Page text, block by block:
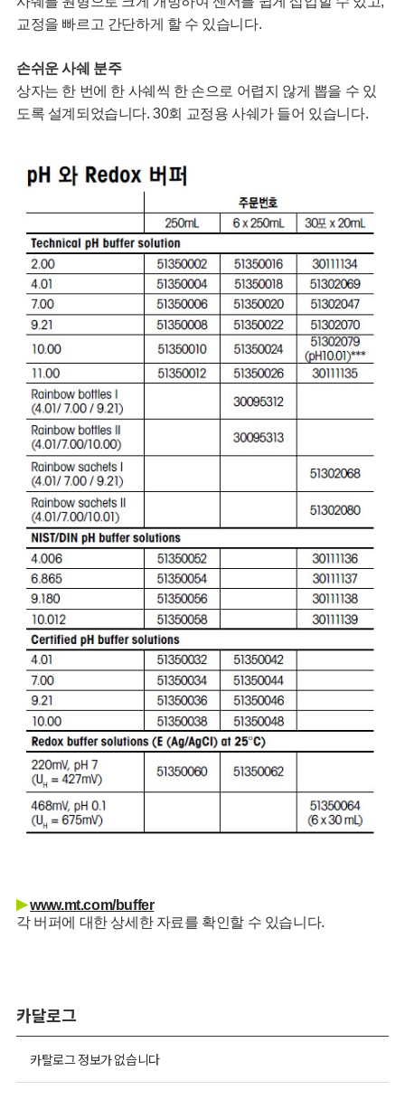
교정을 빠르고 간단하게 할 수 있습니다.
손쉬운 사쉐 분주
상자는 한 번에 한 사쉐씩 한 손으로 어렵지 않게 뽑을 수 있
도록 설계되었습니다. 30회 교정용 사쉐가 들어 있습니다.
▶ www.mt.com/buffer
각 버퍼에 대한 상세한 자료를 확인할 수 있습니다.
카달로그
카탈로그 정보가 없습니다